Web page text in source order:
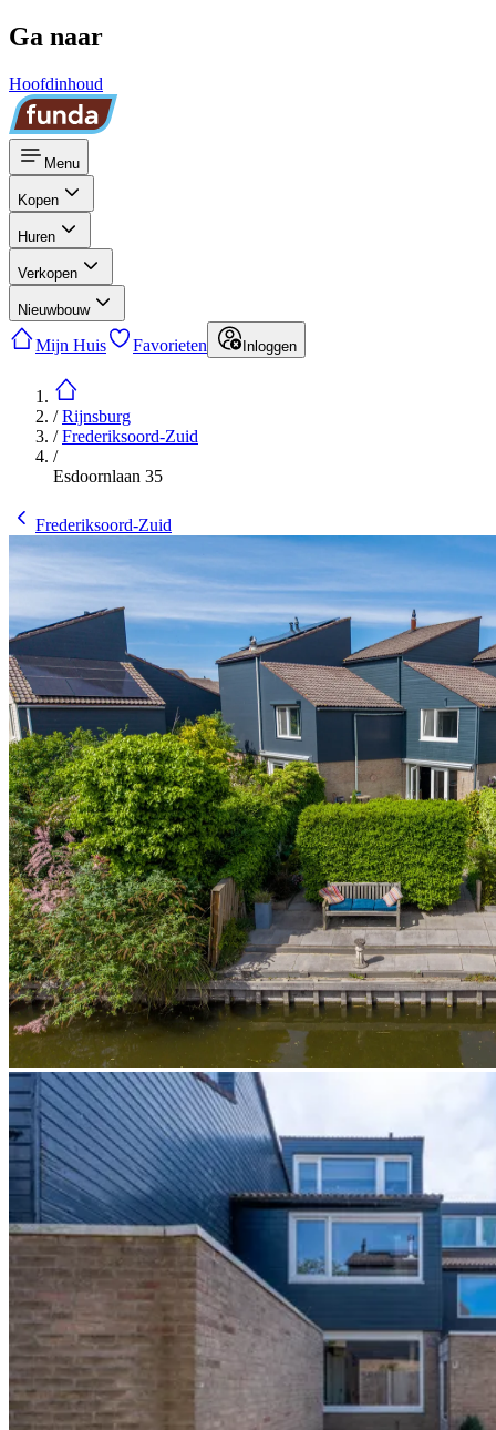
Ga naar
Hoofdinhoud
Menu
Kopen
Huren
Verkopen
Nieuwbouw
Mijn Huis Favorieten Inloggen
/Rijnsburg
/Frederiksoord-Zuid
/
Esdoornlaan 35
Frederiksoord-Zuid